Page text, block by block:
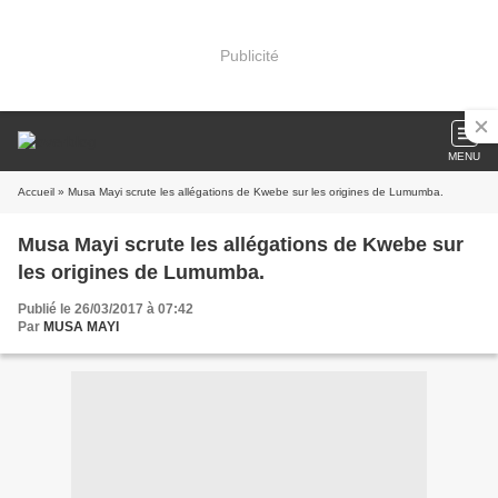
Publicité
MENU
Accueil » Musa Mayi scrute les allégations de Kwebe sur les origines de Lumumba.
Musa Mayi scrute les allégations de Kwebe sur
les origines de Lumumba.
Publié le 26/03/2017 à 07:42
Par MUSA MAYI